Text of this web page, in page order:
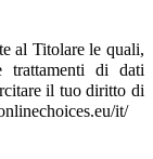
al Titolare le quali,
trattamenti di dati
il tuo diritto di
it/